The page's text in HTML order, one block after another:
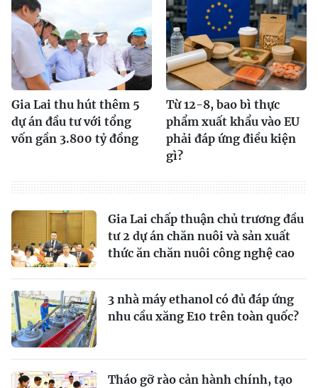
Gia Lai thu hút thêm 5
dự án đầu tư với tổng
vốn gần 3.800 tỷ đồng
Từ 12-8, bao bì thực
phẩm xuất khẩu vào EU
phải đáp ứng điều kiện
gì?
Gia Lai chấp thuận chủ trương đầu
tư 2 dự án chăn nuôi và sản xuất
thức ăn chăn nuôi công nghệ cao
3 nhà máy ethanol có đủ đáp ứng
nhu cầu xăng E10 trên toàn quốc?
Tháo gỡ rào cản hành chính, tạo